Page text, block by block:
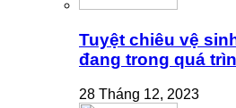
Tuyệt chiêu vệ
đang trong quá
28 Tháng 12, 2023